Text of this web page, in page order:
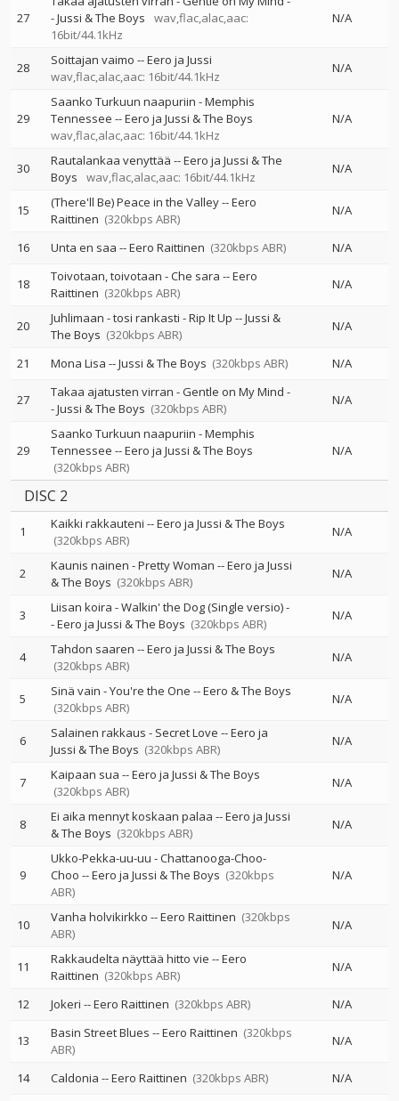
27
-Jussi & The Boys
wav,flac,alac,aac:
16bit/44.1kHz
N/A
28 Soittajan vaimo --Eero ja Jussi
wav,flac,alac,aac: 16bit/44.1kHz
N/A
29
Saanko Turkuun naapuriin - Memphis
Tennessee --Eero ja Jussi & The Boys
wav,flac,alac,aac: 16bit/44.1kHz
N/A
30 Rautalankaa venyttää --Eero ja Jussi & The
Boys
wav,flac,alac,aac: 16bit/44.1kHz
N/A
15 (There'll Be) Peace in the Valley--Eero
Raittinen (320kbps ABR)
N/A
16 Unta en saa --Eero Raittinen (320kbps ABR) N/A
18 Toivotaan, toivotaan - Che sara --Eero
Raittinen (320kbps ABR)
N/A
20 Juhlimaan - tosi rankasti - Rip It Up --Jussi &
The Boys (320kbps ABR)
N/A
21 Mona Lisa --Jussi & The Boys (320kbps ABR) N/A
27 Takaa ajatusten virran - Gentle on My Mind -
-Jussi & The Boys (320kbps ABR)
N/A
29
Saanko Turkuun naapuriin - Memphis
Tennessee --Eero ja Jussi & The Boys
(320kbps ABR)
N/A
DISC 2
1 Kaikki rakkauteni --Eero ja Jussi & The Boys
(320kbps ABR)
N/A
2 Kaunis nainen - Pretty Woman --Eero ja Jussi
& The Boys (320kbps ABR)
N/A
3 Liisan koira - Walkin' the Dog (Single versio)-
-Eero ja Jussi & The Boys (320kbps ABR)
N/A
4 Tahdon saaren --Eero ja Jussi & The Boys
(320kbps ABR)
N/A
5 Sinä vain - You're the One --Eero & The Boys
(320kbps ABR)
N/A
6 Salainen rakkaus - Secret Love --Eero ja
Jussi & The Boys (320kbps ABR)
N/A
7 Kaipaan sua --Eero ja Jussi & The Boys
(320kbps ABR)
N/A
8 Ei aika mennyt koskaan palaa --Eero ja Jussi
& The Boys (320kbps ABR)
N/A
9
Ukko-Pekka-uu-uu - Chattanooga-Choo-
Choo --Eero ja Jussi & The Boys (320kbps
ABR)
N/A
10 Vanha holvikirkko --Eero Raittinen (320kbps
ABR)
N/A
11 Rakkaudelta näyttää hitto vie --Eero
Raittinen (320kbps ABR)
N/A
12 Jokeri --Eero Raittinen (320kbps ABR) N/A
13 Basin Street Blues --Eero Raittinen (320kbps
ABR)
N/A
14 Caldonia --Eero Raittinen (320kbps ABR) N/A